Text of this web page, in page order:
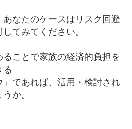
あなたのケースはリスク回避
てみてください。
ことで家族の経済的負担を
る
」であれば、活用・検討され
か。